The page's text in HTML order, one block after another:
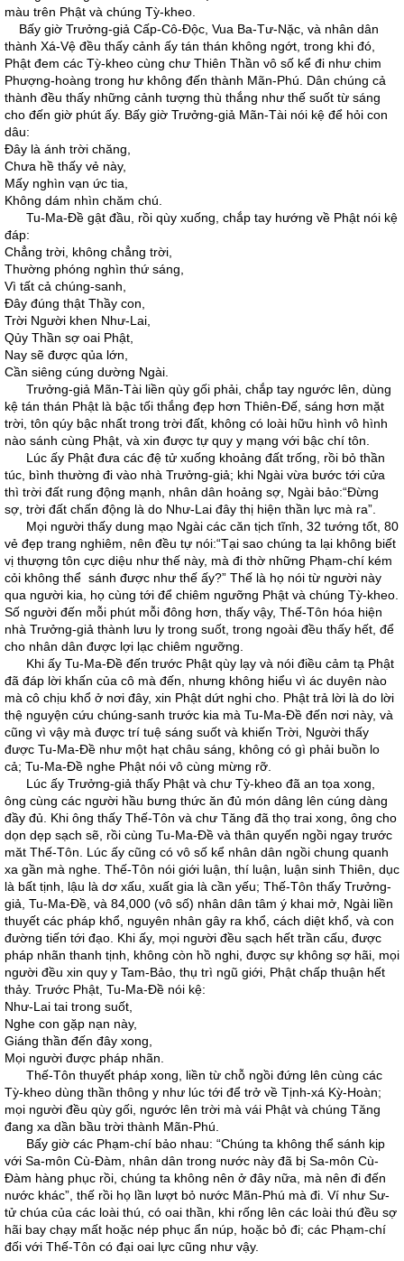
màu trên Phật và chúng Tỳ-kheo.
Bấy giờ Trưởng-giả Cấp-Cô-Độc, Vua Ba-Tư-Nặc, và nhân dân
thành Xá-Vệ đều thấy cảnh ấy tán thán không ngớt, trong khi đó,
Phật đem các Tỳ-kheo cùng chư Thiên Thần vô số kể đi như chim
Phượng-hoàng trong hư không đến thành Mãn-Phú. Dân chúng cả
thành đều thấy những cảnh tượng thù thắng như thế suốt từ sáng
cho đến giờ phút ấy. Bấy giờ Trưởng-giả Mãn-Tài nói kệ để hỏi con
dâu:
Đây là ánh trời chăng,
Chưa hề thấy vẻ này,
Mấy nghìn vạn ức tia,
Không dám nhìn chăm chú.
Tu-Ma-Đề gật đầu, rồi qùy xuống, chắp tay hướng về Phật nói kệ
đáp:
Chẳng trời, không chẳng trời,
Thường phóng nghìn thứ sáng,
Vì tất cả chúng-sanh,
Đây đúng thật Thầy con,
Trời Người khen Như-Lai,
Qủy Thần sợ oai Phật,
Nay sẽ được qủa lớn,
Cần siêng cúng dường Ngài.
Trưởng-giả Mãn-Tài liền qùy gối phải, chắp tay ngước lên, dùng
kệ tán thán Phật là bậc tối thắng đẹp hơn Thiên-Đế, sáng hơn mặt
trời, tôn qúy bậc nhất trong trời đất, không có loài hữu hình vô hình
nào sánh cùng Phật, và xin được tự quy y mạng với bậc chí tôn.
Lúc ấy Phật đưa các đệ tử xuống khoảng đất trống, rồi bỏ thần
túc, bình thường đi vào nhà Trưởng-giả; khi Ngài vừa bước tới cửa
thì trời đất rung động mạnh, nhân dân hoảng sợ, Ngài bảo:“Đừng
sợ, trời đất chấn động là do Như-Lai đây thị hiện thần lực mà ra”.
Mọi người thấy dung mạo Ngài các căn tịch tĩnh, 32 tướng tốt, 80
vẻ đẹp trang nghiêm, nên đều tự nói:“Tại sao chúng ta lại không biết
vị thượng tôn cực diệu như thế này, mà đi thờ những Phạm-chí kém
cỏi không thể sánh được như thế ấy?” Thế là họ nói từ người này
qua người kia, họ cùng tới để chiêm ngưỡng Phật và chúng Tỳ-kheo.
Số người đến mỗi phút mỗi đông hơn, thấy vậy, Thế-Tôn hóa hiện
nhà Trưởng-giả thành lưu ly trong suốt, trong ngoài đều thấy hết, để
cho nhân dân được lợi lạc chiêm ngưỡng.
Khi ấy Tu-Ma-Đề đến trước Phật qùy lạy và nói điều cảm tạ Phật
đã đáp lời khấn của cô mà đến, nhưng không hiểu vì ác duyên nào
mà cô chịu khổ ở nơi đây, xin Phật dứt nghi cho. Phật trả lời là do lời
thệ nguyện cứu chúng-sanh trước kia mà Tu-Ma-Đề đến nơi này, và
cũng vì vậy mà được trí tuệ sáng suốt và khiến Trời, Người thấy
được Tu-Ma-Đề như một hạt châu sáng, không có gì phải buồn lo
cả; Tu-Ma-Đề nghe Phật nói vô cùng mừng rỡ.
Lúc ấy Trưởng-giả thấy Phật và chư Tỳ-kheo đã an tọa xong,
ông cùng các người hầu bưng thức ăn đủ món dâng lên cúng dàng
đầy đủ. Khi ông thấy Thế-Tôn và chư Tăng đã thọ trai xong, ông cho
dọn dẹp sạch sẽ, rồi cùng Tu-Ma-Đề và thân quyến ngồi ngay trước
măt Thế-Tôn. Lúc ấy cũng có vô số kể nhân dân ngồi chung quanh
xa gần mà nghe. Thế-Tôn nói giới luận, thí luận, luận sinh Thiên, dục
là bất tịnh, lậu là dơ xấu, xuất gia là cần yếu; Thế-Tôn thấy Trưởng-
giả, Tu-Ma-Đề, và 84,000 (vô số) nhân dân tâm ý khai mở, Ngài liền
thuyết các pháp khổ, nguyên nhân gây ra khổ, cách diệt khổ, và con
đường tiến tới đạo. Khi ấy, mọi người đều sạch hết trần cấu, được
pháp nhãn thanh tịnh, không còn hồ nghi, được sự không sợ hãi, mọi
người đều xin quy y Tam-Bảo, thụ trì ngũ giới, Phật chấp thuận hết
thảy. Trước Phật, Tu-Ma-Đề nói kệ:
Như-Lai tai trong suốt,
Nghe con gặp nạn này,
Giáng thần đến đây xong,
Mọi người được pháp nhãn.
Thế-Tôn thuyết pháp xong, liền từ chỗ ngồi đứng lên cùng các
Tỳ-kheo dùng thần thông y như lúc tới để trở về Tịnh-xá Kỳ-Hoàn;
mọi người đều qùy gối, ngước lên trời mà vái Phật và chúng Tăng
đang xa dần bầu trời thành Mãn-Phú.
Bấy giờ các Phạm-chí bảo nhau: “Chúng ta không thể sánh kịp
với Sa-môn Cù-Đàm, nhân dân trong nước này đã bị Sa-môn Cù-
Đàm hàng phục rồi, chúng ta không nên ở đây nữa, mà nên đi đến
nước khác”, thế rồi họ lần lượt bỏ nước Mãn-Phú mà đi. Ví như Sư-
tử chúa của các loài thú, có oai thần, khi rống lên các loài thú đều sợ
hãi bay chạy mất hoặc nép phục ẩn núp, hoặc bỏ đi; các Phạm-chí
đối với Thế-Tôn có đại oai lực cũng như vậy.